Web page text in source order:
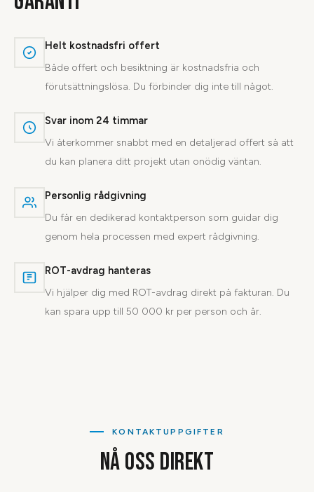
Helt kostnadsfri offert
Både offert och besiktning är kostnadsfria och
förutsättningslösa. Du förbinder dig inte till något.
Svar inom 24 timmar
Vi återkommer snabbt med en detaljerad offert så att
du kan planera ditt projekt utan onödig väntan.
Personlig rådgivning
Du får en dedikerad kontaktperson som guidar dig
genom hela processen med expert rådgivning.
ROT-avdrag hanteras
Vi hjälper dig med ROT-avdrag direkt på fakturan. Du
kan spara upp till 50 000 kr per person och år.
KONTAKTUPPGIFTER
NÅ OSS DIREKT